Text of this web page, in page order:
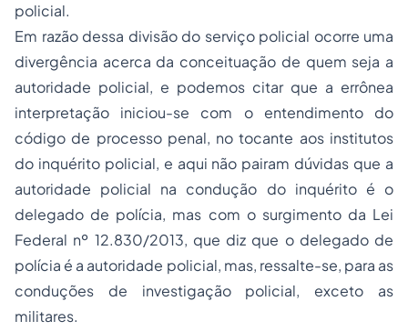
policial.
Em razão dessa divisão do serviço policial ocorre uma
divergência acerca da conceituação de quem seja a
autoridade policial, e podemos citar que a errônea
interpretação iniciou-se com o entendimento do
código de processo penal, no tocante aos institutos
do inquérito policial, e aqui não pairam dúvidas que a
autoridade policial na condução do inquérito é o
delegado de polícia, mas com o surgimento da Lei
Federal nº 12.830/2013, que diz que o delegado de
polícia é a autoridade policial, mas, ressalte-se, para as
conduções de investigação policial, exceto as
militares.